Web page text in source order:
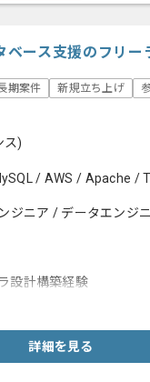
ベース支援のフリー
期案件 新規立ち上げ
ス)
/ AWS / Apache /
ジニア / データエンジ
設計構築経験
詳細を見る